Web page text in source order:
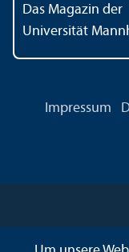
Das Magazin der
Universität
Impressum